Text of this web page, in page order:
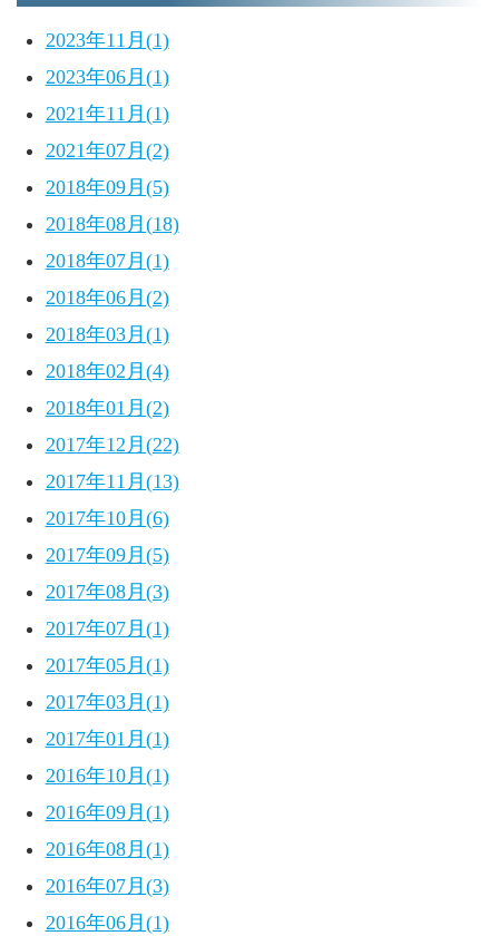
2023年11月(1)
2023年06月(1)
2021年11月(1)
2021年07月(2)
2018年09月(5)
2018年08月(18)
2018年07月(1)
2018年06月(2)
2018年03月(1)
2018年02月(4)
2018年01月(2)
2017年12月(22)
2017年11月(13)
2017年10月(6)
2017年09月(5)
2017年08月(3)
2017年07月(1)
2017年05月(1)
2017年03月(1)
2017年01月(1)
2016年10月(1)
2016年09月(1)
2016年08月(1)
2016年07月(3)
2016年06月(1)